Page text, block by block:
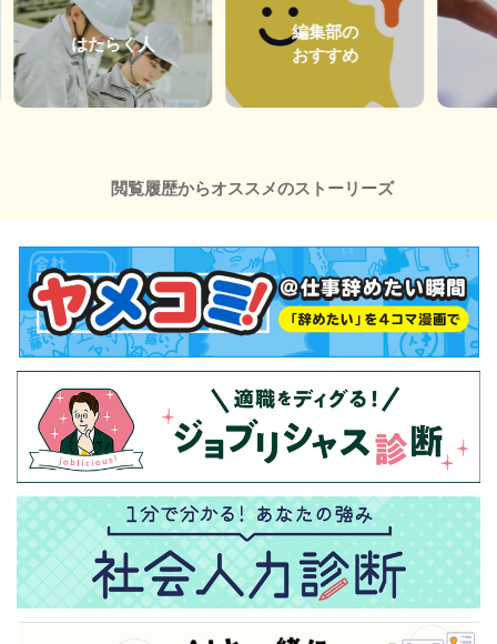
はたらく人
編集部の
おすすめ
閲覧履歴からオススメのストーリーズ